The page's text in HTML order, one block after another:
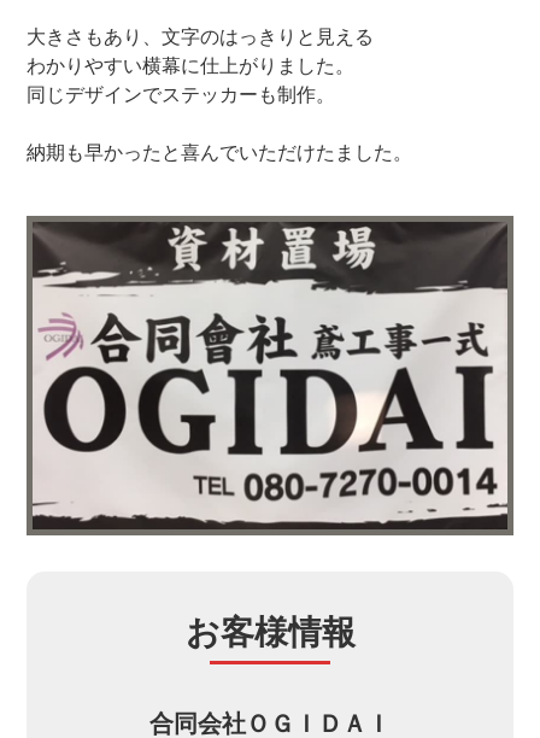
大きさもあり、文字のはっきりと見える
わかりやすい横幕に仕上がりました。
同じデザインでステッカーも制作。
納期も早かったと喜んでいただけたました。
お客様情報
合同会社ＯＧＩＤＡＩ